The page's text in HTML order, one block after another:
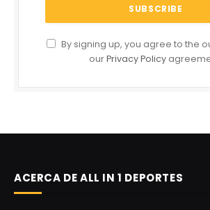
By signing up, you agree to the
ourPrivacy Policy
ACERCA DE ALL IN 1 DEPORTES